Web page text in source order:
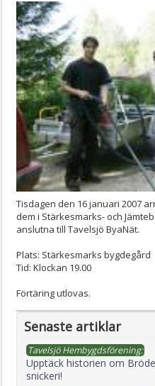
Tisdagen den 16 januari 2007
dem i Stärkesmarks- och
anslutna till Tavelsjö ByaNät.
Plats: Stärkesmarks bygdegård
Tid: Klockan 19.00
Förtäring utlovas.
Senaste artiklar
Tavelsjö Hembygdsförening:
Upptäck historien om
snickeri!